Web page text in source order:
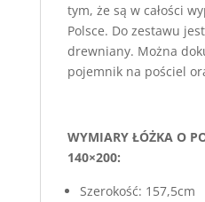
tym, że są w całości
Polsce. Do zestawu
drewniany. Można
pojemnik na pościel
WYMIARY ŁÓŻKA O
140×200:
Szerokość: 157,5cm